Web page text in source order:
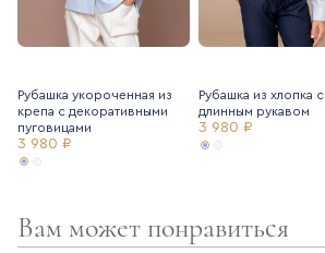
Рубашка укороченная из
крепа с декоративными
пуговицами
3 980 ₽
Рубашка из хлопка с
длинным рукавом
3 980 ₽
Вам может понравиться